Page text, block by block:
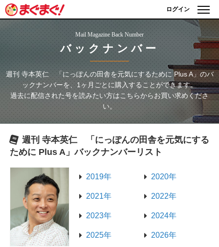
ログイン
Mail Magazine Back Number
バックナンバー
週刊 寺本英仁 「にっぽんの田舎を元気にするために Plus A」 のバ
ックナンバーを、1ヶ月ごとに購入することができます。
過去に配信された号を読みたい方はこちらからお買い求めくださ
い。
週刊 寺本英仁 「にっぽんの田舎を元気にする
ために Plus A」バックナンバーリスト
2019年 2020年
2021年 2022年
2023年 2024年
2025年 2026年